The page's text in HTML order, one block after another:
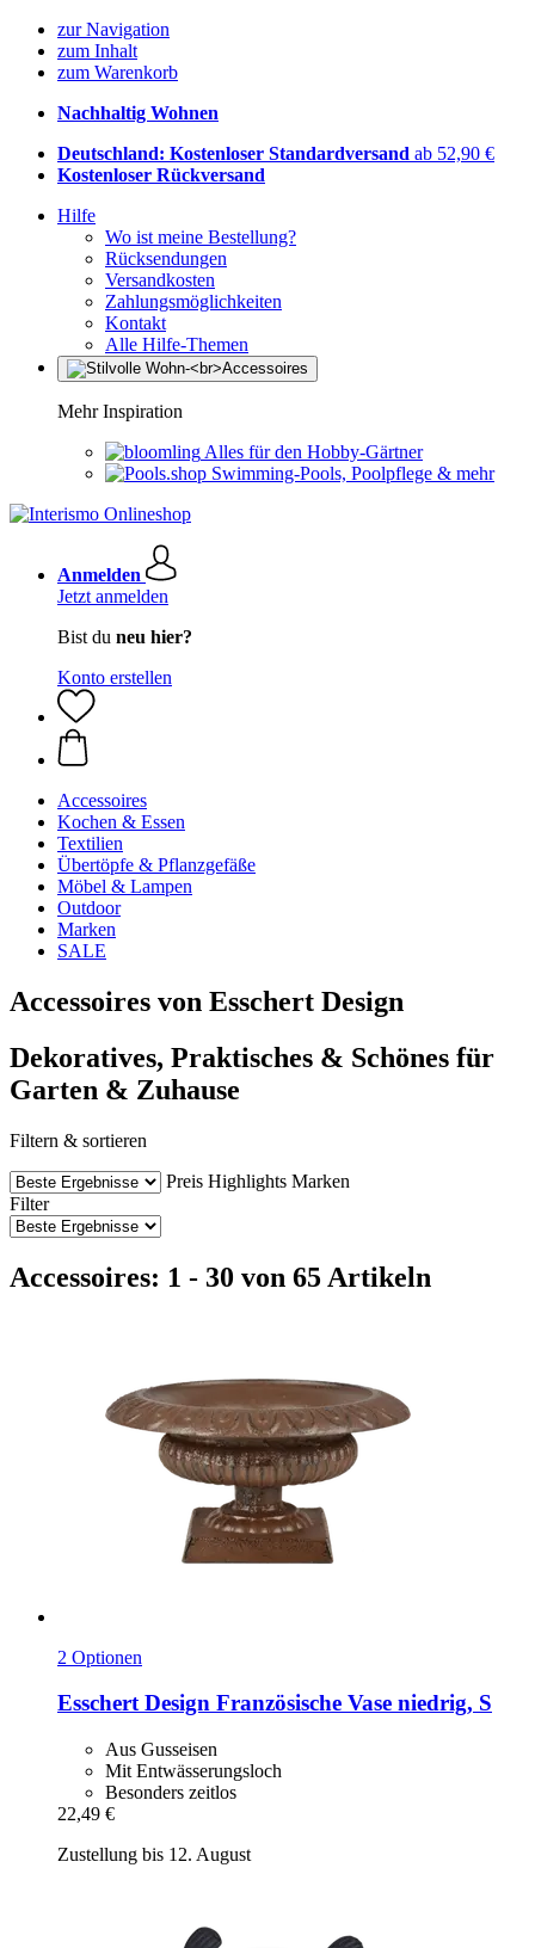
zur Navigation
zum Inhalt
zum Warenkorb
Nachhaltig Wohnen
Deutschland: Kostenloser Standardversand ab 52,90 €
Kostenloser Rückversand
Hilfe
Wo ist meine Bestellung?
Rücksendungen
Versandkosten
Zahlungsmöglichkeiten
Kontakt
Alle Hilfe-Themen
Mehr Inspiration
Alles für den Hobby-Gärtner
Swimming-Pools, Poolpflege & mehr
Anmelden
Jetzt anmelden
Bist du neu hier?
Konto erstellen
Accessoires
Kochen & Essen
Textilien
Übertöpfe & Pflanzgefäße
Möbel & Lampen
Outdoor
Marken
SALE
Accessoires von Esschert Design
Dekoratives, Praktisches & Schönes für
Garten & Zuhause
Filtern & sortieren
Preis Highlights Marken
Filter
Accessoires: 1 - 30 von 65 Artikeln
2 Optionen
Esschert Design Französische Vase niedrig, S
Aus Gusseisen
Mit Entwässerungsloch
Besonders zeitlos
22,49 €
Zustellung bis 12. August